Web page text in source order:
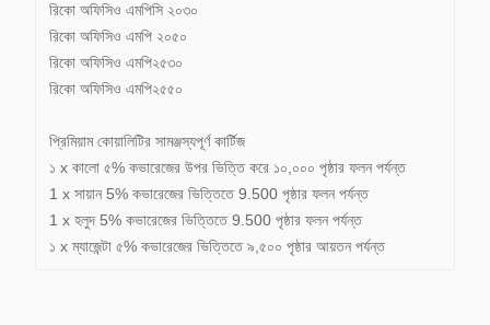
রিকো অফিসিও এমপিসি ২০৩০
রিকো অফিসিও এমপি ২০৫০
রিকো অফিসিও এমপি২৫৩০
রিকো অফিসিও এমপি২৫৫০
প্রিমিয়াম কোয়ালিটির সামঞ্জস্যপূর্ণ কার্টিজ
১ x কালো ৫% কভারেজের উপর ভিত্তি করে ১০,০০০ পৃষ্ঠার ফলন পর্যন্ত
1 x সায়ান 5% কভারেজের ভিত্তিতে 9.500 পৃষ্ঠার ফলন পর্যন্ত
1 x হলুদ 5% কভারেজের ভিত্তিতে 9.500 পৃষ্ঠার ফলন পর্যন্ত
১ x ম্যাজেন্টা ৫% কভারেজের ভিত্তিতে ৯,৫০০ পৃষ্ঠার আয়তন পর্যন্ত